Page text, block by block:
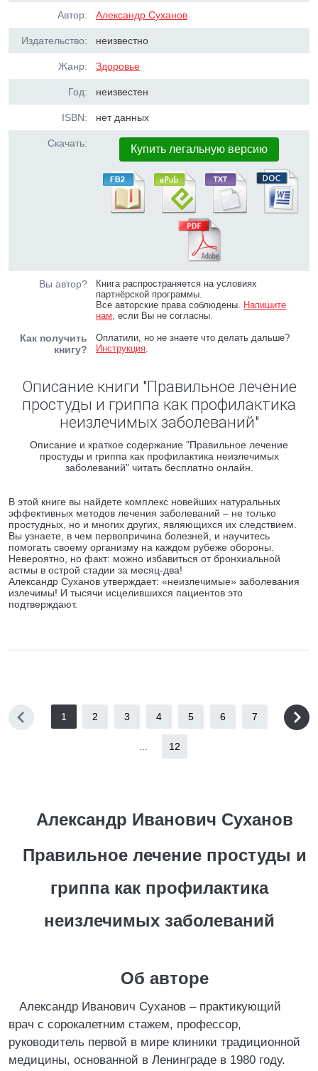
Автор: Александр Суханов
Издательство: неизвестно
Жанр: Здоровье
Год: неизвестен
ISBN: нет данных
Скачать: Купить легальную версию
Вы автор?
Книга распространяется на условиях
партнёрской программы.
Все авторские права соблюдены. Напишите
нам, если Вы не согласны.
Как получить
книгу?
Оплатили, но не знаете что делать дальше?
Инструкция.
Описание книги "Правильное лечение
простуды и гриппа как профилактика
неизлечимых заболеваний"
Описание и краткое содержание "Правильное лечение
простуды и гриппа как профилактика неизлечимых
заболеваний" читать бесплатно онлайн.
В этой книге вы найдете комплекс новейших натуральных
эффективных методов лечения заболеваний – не только
простудных, но и многих других, являющихся их следствием.
Вы узнаете, в чем первопричина болезней, и научитесь
помогать своему организму на каждом рубеже обороны.
Невероятно, но факт: можно избавиться от бронхиальной
астмы в острой стадии за месяц-два!
Александр Суханов утверждает: «неизлечимые» заболевания
излечимы! И тысячи исцелившихся пациентов это
подтверждают.
1 2 3 4 5 6 7
12
Александр Иванович Суханов
Правильное лечение простуды и
гриппа как профилактика
неизлечимых заболеваний
Об авторе
Александр Иванович Суханов – практикующий
врач с сорокалетним стажем, профессор,
руководитель первой в мире клиники традиционной
медицины, основанной в Ленинграде в 1980 году.